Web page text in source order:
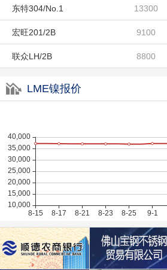
宏旺201/2B 9100
联众LH/2B 8800
酒钢304/2B 14500
LME镍报价